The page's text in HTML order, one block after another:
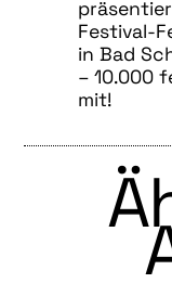
Festival-
in Bad
– 10.000
mit!